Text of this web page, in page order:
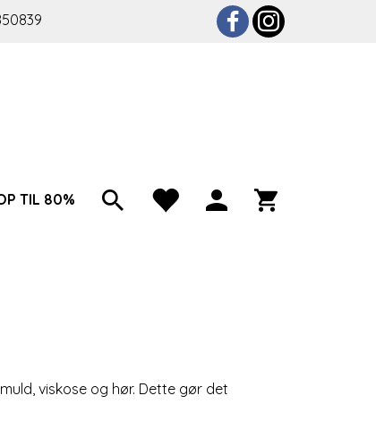
TIL 80%
viskose og hør. Dette gør det